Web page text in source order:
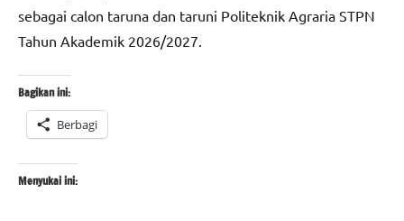
sebagai calon taruna dan taruni Politeknik Agraria STPN
Tahun Akademik 2026/2027.
Bagikan ini:
Berbagi
Menyukai ini: